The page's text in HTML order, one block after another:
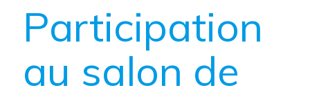
Participation
au salon de